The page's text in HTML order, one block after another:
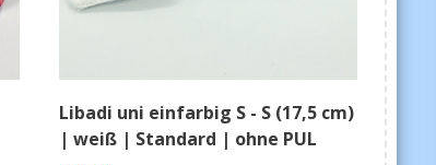
Libadi uni einfarbig S - S (17,5 cm)
| weiß | Standard | ohne PUL